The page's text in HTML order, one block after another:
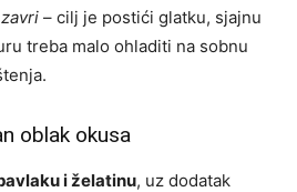
– cilj je postići glatku, sjajnu
treba malo ohladiti na sobnu
oblak okusa
i želatinu, uz dodatak